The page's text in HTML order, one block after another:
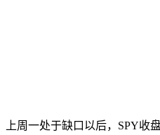
上周一处于缺口以后，SPY收